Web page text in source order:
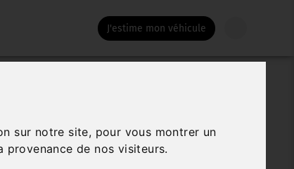
sur notre site, pour vous montrer un
de nos visiteurs.
J'estime mon véhicule
FORMENTOR
HYBRID 245CH DSG6 VZ